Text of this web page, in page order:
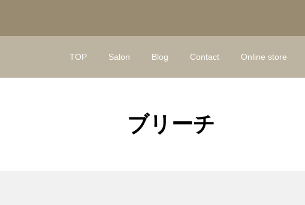
TOP Salon Blog Contact Online store
ブリーチ